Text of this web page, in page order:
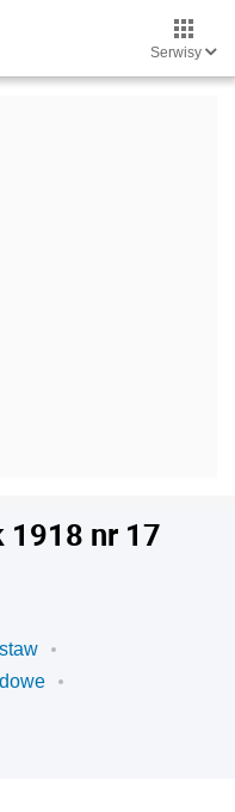
Serwisy
1918 nr 17